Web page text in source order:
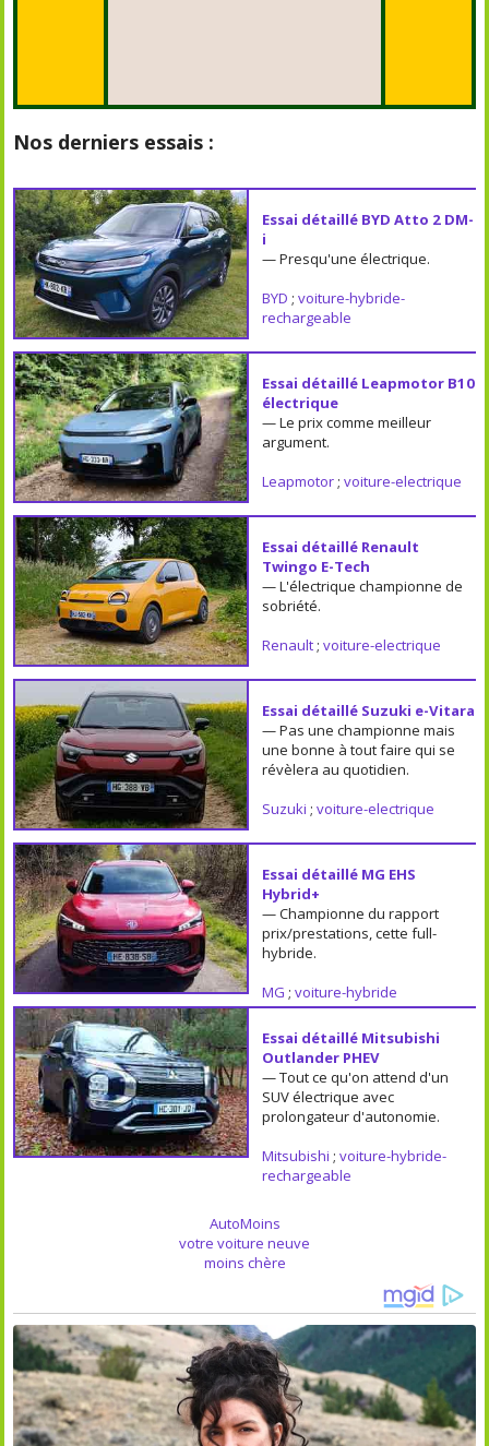
Nos derniers essais :
Essai détaillé BYD Atto 2 DM-
i
— Presqu'une électrique.
BYD ; voiture-hybride-
rechargeable
Essai détaillé Leapmotor B10
électrique
— Le prix comme meilleur
argument.
Leapmotor; voiture-electrique
Essai détaillé Renault
Twingo E-Tech
— L'électrique championne de
sobriété.
Renault; voiture-electrique
Essai détaillé Suzuki e-Vitara
— Pas une championne mais
une bonne à tout faire qui se
révèlera au quotidien.
Suzuki ; voiture-electrique
Essai détaillé MG EHS
Hybrid+
— Championne du rapport
prix/prestations, cette full-
hybride.
MG ; voiture-hybride
Essai détaillé Mitsubishi
Outlander PHEV
— Tout ce qu'on attend d'un
SUV électrique avec
prolongateur d'autonomie.
Mitsubishi ; voiture-hybride-
rechargeable
AutoMoins
votre voiture neuve
moins chère